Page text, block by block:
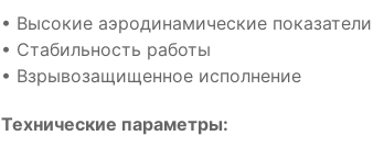
• Высокие аэродинамические показатели
• Стабильность работы
• Взрывозащищенное исполнение
Технические параметры: